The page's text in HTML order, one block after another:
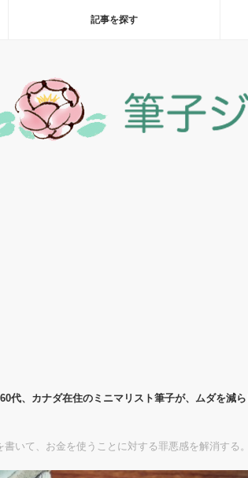
記事を探す
60代、カナダ在住のミニマリスト筆子が、ムダを減
いて、お金を使うことに対する罪悪感を解消する。